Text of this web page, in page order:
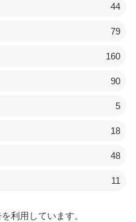
44
79
160
90
5
18
48
11
利用しています。